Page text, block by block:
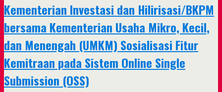
Kementerian Investasi dan Hilirisasi/BKPM
bersama Kementerian Usaha Mikro, Kecil,
dan Menengah (UMKM) Sosialisasi Fitur
Kemitraan pada Sistem Online Single
Submission (OSS)